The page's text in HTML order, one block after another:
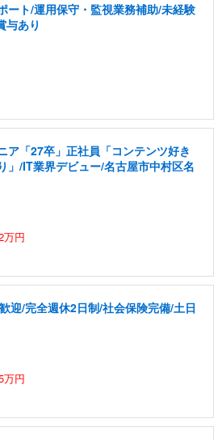
ート/運用保守・監視業務補助/未経験
与あり
ア「27卒」正社員「コンテンツ好き
」/IT業界デビュー/名古屋市中村区名
万円
迎/完全週休2日制/社会保険完備/土日
万円